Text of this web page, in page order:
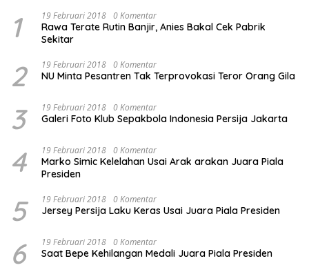
1 19 Februari 2018 0 Komentar
Rawa Terate Rutin Banjir, Anies Bakal Cek Pabrik
Sekitar
2 19 Februari 2018 0 Komentar
NU Minta Pesantren Tak Terprovokasi Teror Orang Gila
3 19 Februari 2018 0 Komentar
Galeri Foto Klub Sepakbola Indonesia Persija Jakarta
4 19 Februari 2018 0 Komentar
Marko Simic Kelelahan Usai Arak arakan Juara Piala
Presiden
5 19 Februari 2018 0 Komentar
Jersey Persija Laku Keras Usai Juara Piala Presiden
6 19 Februari 2018 0 Komentar
Saat Bepe Kehilangan Medali Juara Piala Presiden